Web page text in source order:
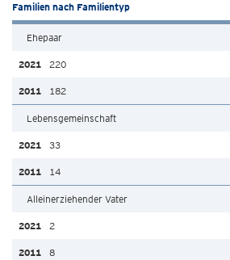
Familien nach Familientyp
Ehepaar
220
182
Lebensgemeinschaft
33
14
Alleinerziehender Vater
2
8